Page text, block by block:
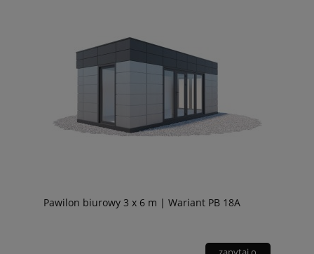
Pawilon biurowy 3 x 6 m | Wariant PB 18A